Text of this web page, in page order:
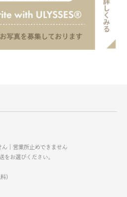
｜営業所止めできません
お選びください。
）